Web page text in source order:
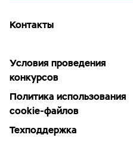
Контакты
Условия проведения
конкурсов
Политика использования
cookie-файлов
Техподдержка